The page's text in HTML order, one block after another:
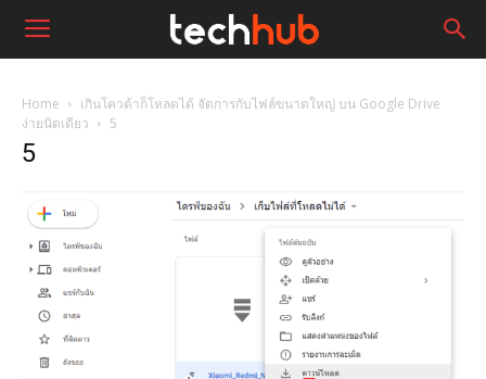
Home
เกินโควต้าก็โหลดได้ จัดการกับไฟล์ขนาดใหญ่ บน Google Drive
ง่ายนิดเดียว
5
5